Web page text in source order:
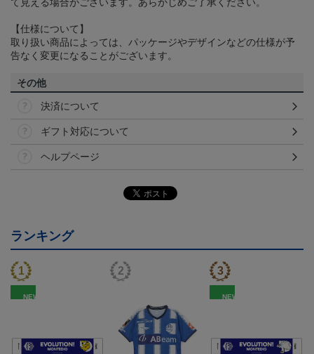
【仕様について】
取り扱い商品によっては、パッケージやデザインなどの仕様が予
告なく変更になることがございます。
その他
決済について
ギフト対応について
ヘルプページ
ランキング
NEW NEW